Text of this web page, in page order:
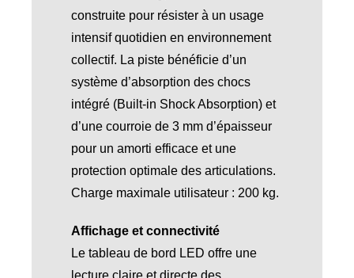
construite pour résister à un usage
intensif quotidien en environnement
collectif. La piste bénéficie d’un
système d’absorption des chocs
intégré (Built-in Shock Absorption) et
d’une courroie de 3 mm d’épaisseur
pour un amorti efficace et une
protection optimale des articulations.
Charge maximale utilisateur : 200 kg.
Affichage et connectivité
Le tableau de bord LED offre une
lecture claire et directe des